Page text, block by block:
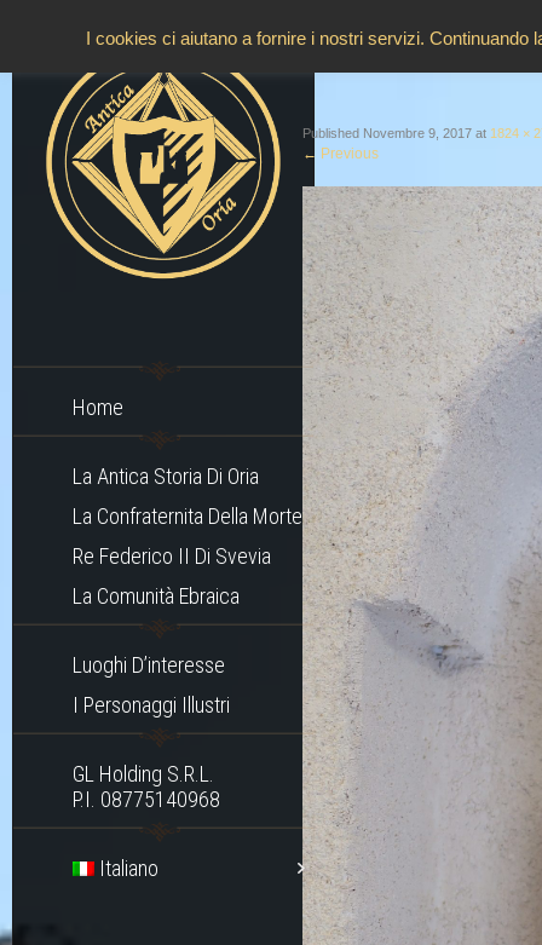
Home
La Antica Storia Di Oria
La Confraternita Della Morte
Re Federico II Di Svevia
La Comunità Ebraica
Luoghi D’interesse
I Personaggi Illustri
GL Holding S.r.l.
P.I. 08775140968
Italiano
Published Novembre 9, 2017 at 1824 ×
← Previous
I cookies ci aiutano a fornire i nostri servizi.